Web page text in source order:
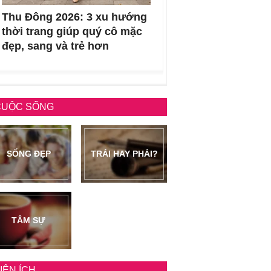
Thu Đông 2026: 3 xu hướng
thời trang giúp quý cô mặc
đẹp, sang và trẻ hơn
SỐNG
SỐNG ĐẸP TRÁI HAY PHẢI?
TÂM SỰ